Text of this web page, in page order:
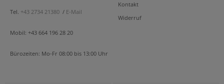
Tel. +43 2734 21380 / E-Mail
Mobil: +43 664 196 28 20
Bürozeiten: Mo-Fr 08:00 bis 13:00 Uhr
Kontakt
Widerruf